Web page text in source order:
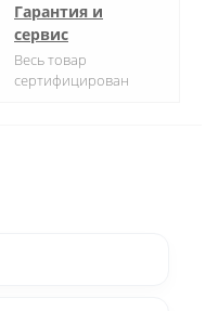
Гарантия и
сервис
Весь товар
сертифицирован